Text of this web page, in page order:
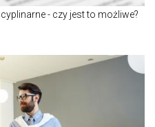
- czy jest to możliwe?